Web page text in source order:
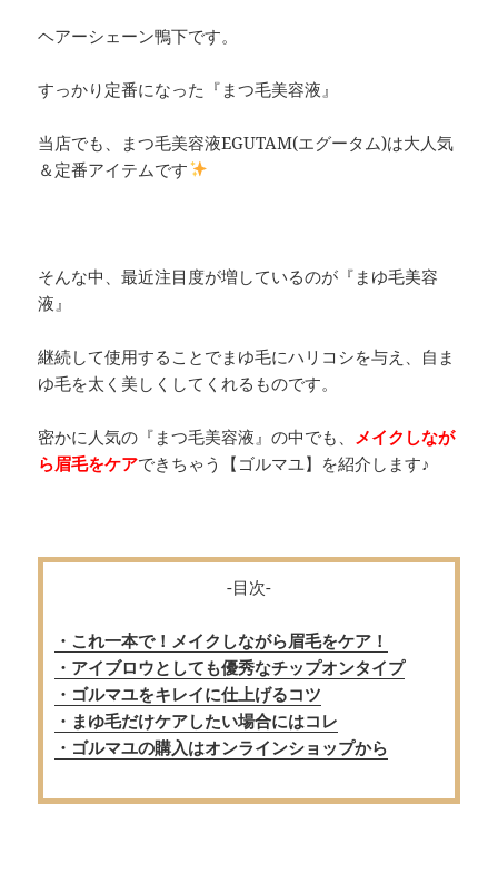
ヘアーシェーン鴨下です。
すっかり定番になった『まつ毛美容液』
当店でも、まつ毛美容液EGUTAM(エグータム)は大人気
＆定番アイテムです
そんな中、最近注目度が増しているのが『まゆ毛美容
液』
継続して使用することでまゆ毛にハリコシを与え、自ま
ゆ毛を太く美しくしてくれるものです。
密かに人気の『まつ毛美容液』の中でも、
メイクしなが
ら眉毛をケアできちゃう【ゴルマユ】を紹介します♪
-目次-
・これ一本で！メイクしながら眉毛をケア！
・アイブロウとしても優秀なチップオンタイプ
・ゴルマユをキレイに仕上げるコツ
・まゆ毛だけケアしたい場合にはコレ
・ゴルマユの購入はオンラインショップから